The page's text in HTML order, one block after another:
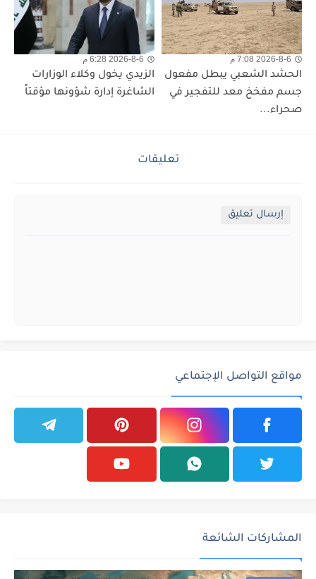
2026-8-6 7:08 م
الحشد الشعبي يبطل مفعول
جسم مفخخ معد للتفجير في
صحراء...
2026-8-6 6:28 م
الزيدي يخول وكلاء الوزارات
الشاغرة إدارة شؤونها مؤقتاً
تعليقات
إرسال تعليق
مواقع التواصل الإجتماعي
المشاركات الشائعة